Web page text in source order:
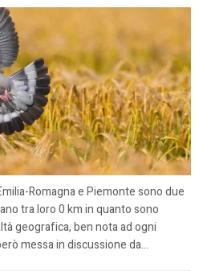
Romagna e Piemonte sono due
tra loro 0 km in quanto sono
geografica, ben nota ad ogni
messa in discussione da...